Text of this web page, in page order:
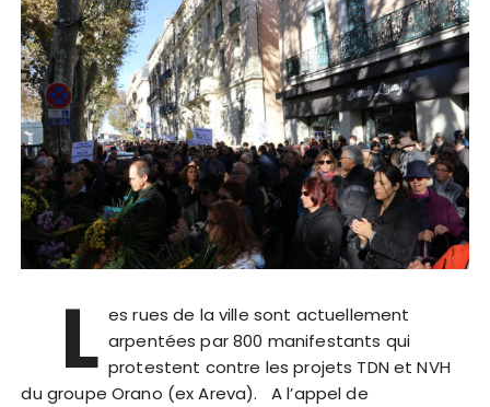
L es rues de la ville sont actuellement
arpentées par 800 manifestants qui
protestent contre les projets TDN et NVH
du groupe Orano (ex Areva). A l’appel de